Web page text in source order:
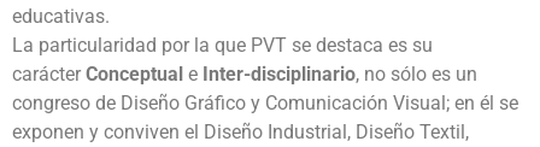
educativas.
La particularidad por la que PVT se destaca es su
carácter Conceptual e Inter-disciplinario, no sólo es un
congreso de Diseño Gráfico y Comunicación Visual; en él se
exponen y conviven el Diseño Industrial, Diseño Textil,